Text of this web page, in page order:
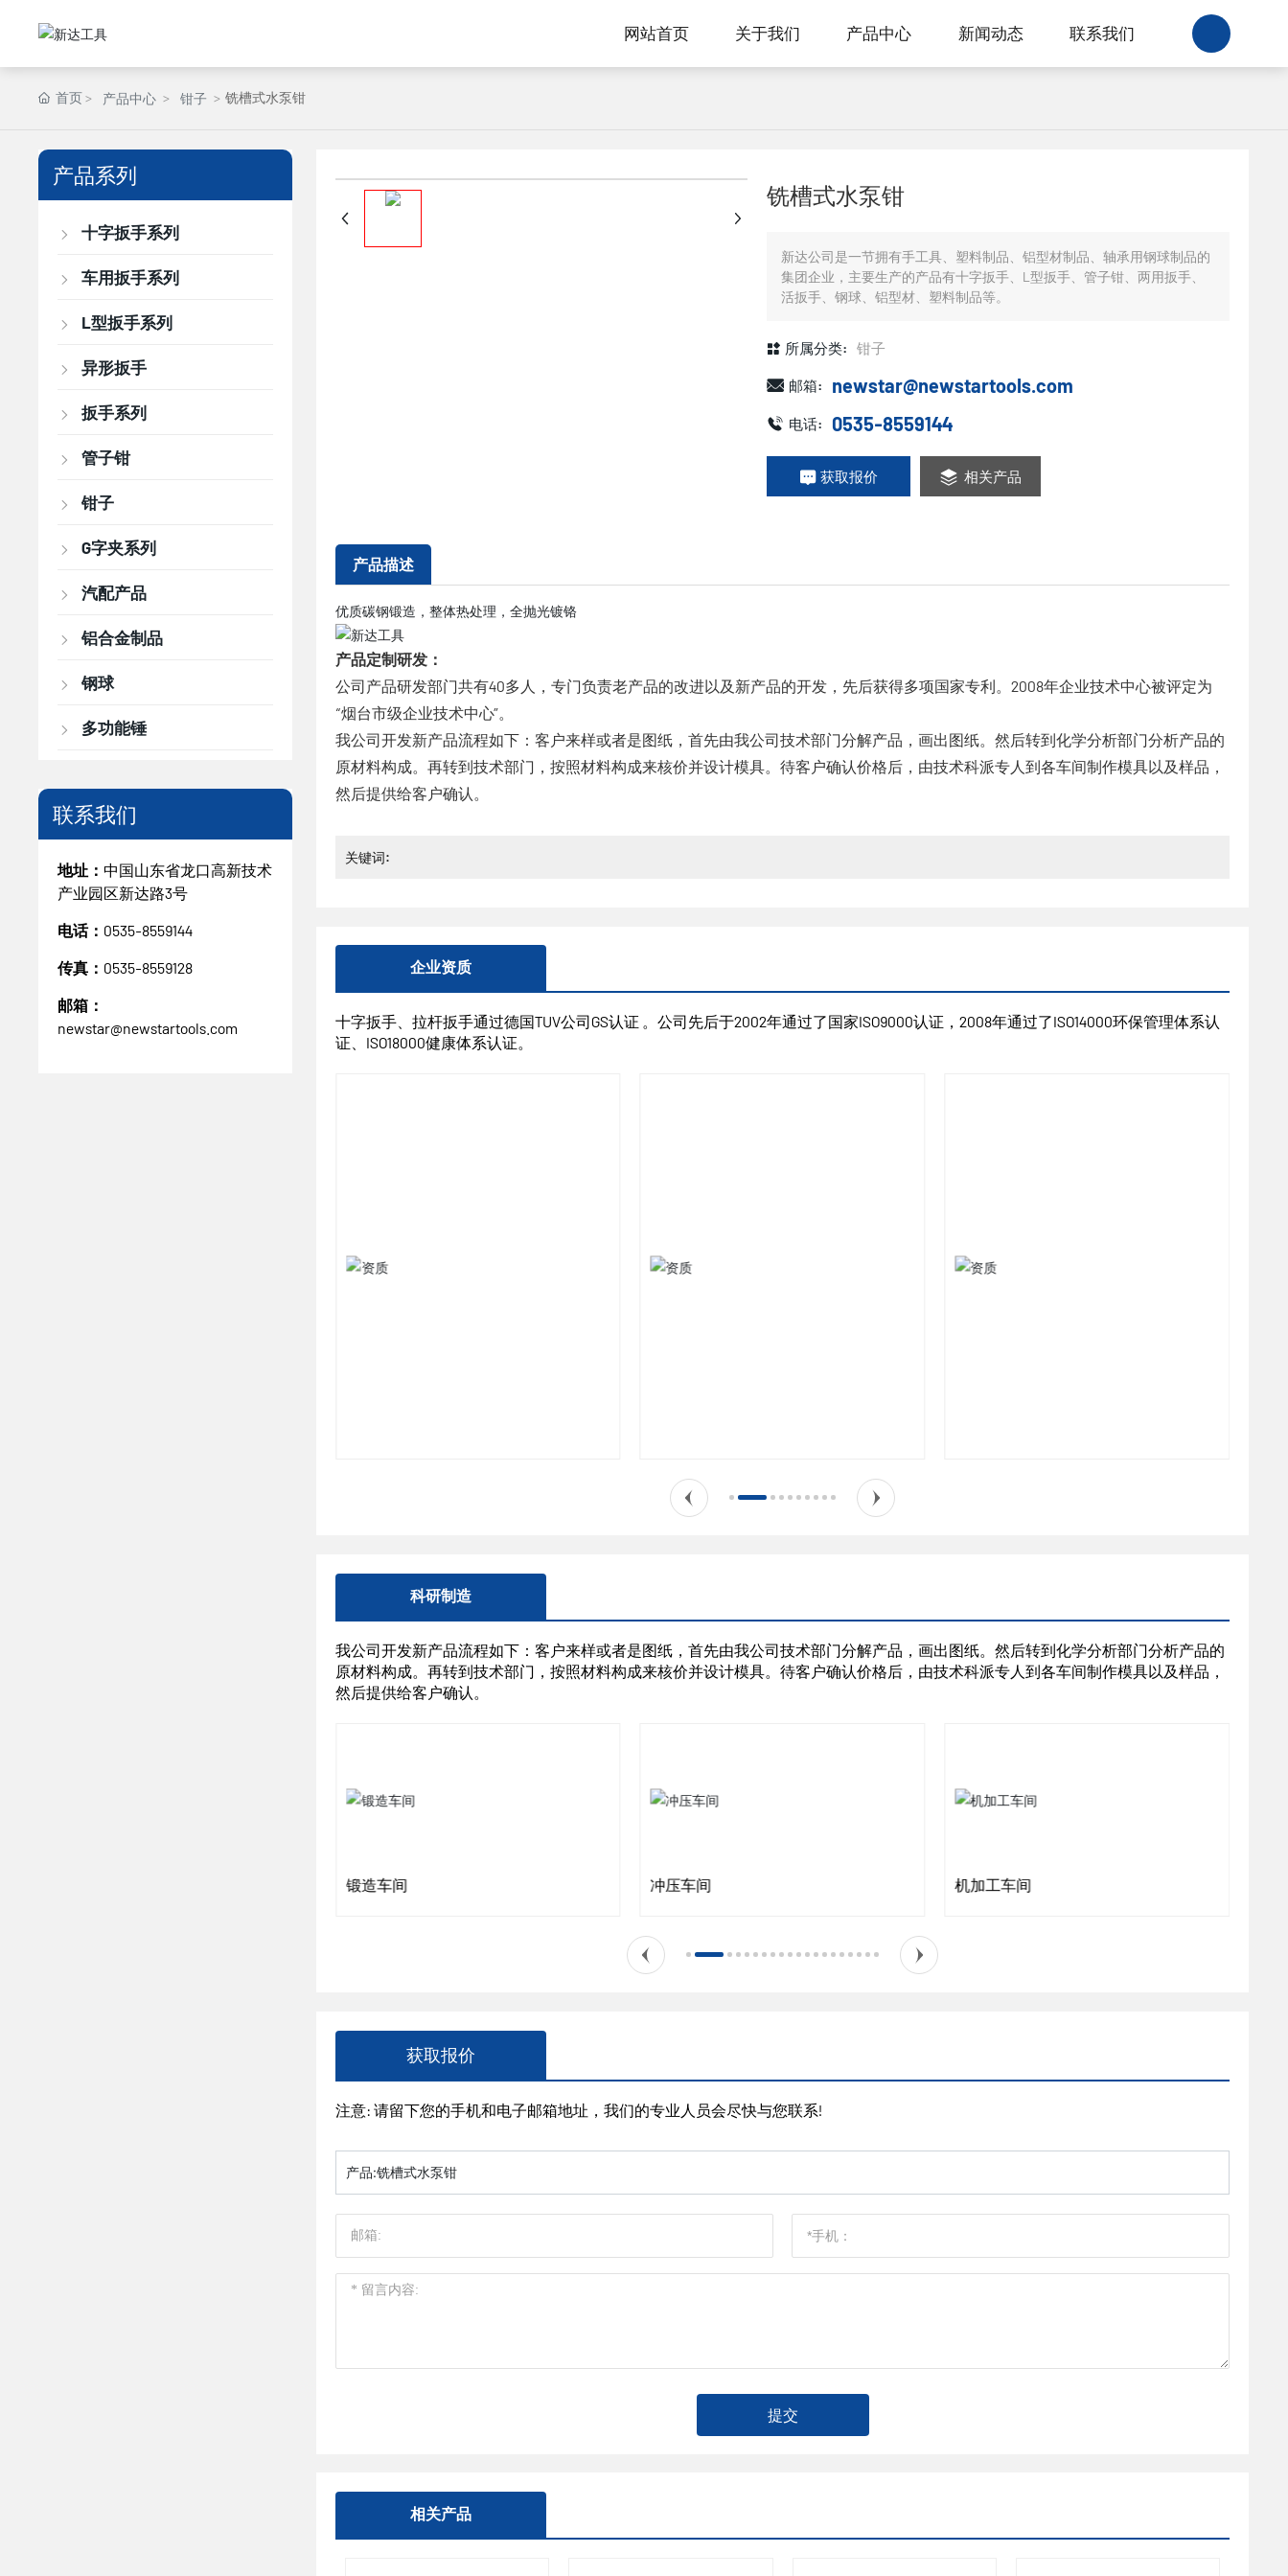
网站首页 关于我们 产品中心 新闻动态 联系我们
首页 产品中心 钳子 铣槽式水泵钳
产品系列
十字扳手系列
车用扳手系列
L型扳手系列
异形扳手
扳手系列
管子钳
钳子
G字夹系列
汽配产品
铝合金制品
钢球
多功能锤
联系我们
地址：中国山东省龙口高新技术
产业园区新达路3号
电话： 0535-8559144
传真： 0535-8559128
邮箱：
newstar@newstartools.com
铣槽式水泵钳
新达公司是一节拥有手工具、塑料制品、铝型材制品、轴承用钢球制品的
集团企业，主要生产的产品有十字扳手、L型扳手、管子钳、两用扳手、
活扳手、钢球、铝型材、塑料制品等。
所属分类: 钳子
邮箱: newstar@newstartools.com
电话: 0535-8559144
获取报价 相关产品
产品描述
优质碳钢锻造，整体热处理，全抛光镀铬
产品定制研发：
公司产品研发部门共有40多人，专门负责老产品的改进以及新产品的开发，先后获得多项国家专利。2008年企业技术中心被评定为
“烟台市级企业技术中心”。
我公司开发新产品流程如下：客户来样或者是图纸，首先由我公司技术部门分解产品，画出图纸。然后转到化学分析部门分析产品的
原材料构成。再转到技术部门，按照材料构成来核价并设计模具。待客户确认价格后，由技术科派专人到各车间制作模具以及样品，
然后提供给客户确认。
关键词:
企业资质
十字扳手、拉杆扳手通过德国TUV公司GS认证 。公司先后于2002年通过了国家ISO9000认证，2008年通过了ISO14000环保管理体系认
证、ISO18000健康体系认证。
科研制造
我公司开发新产品流程如下：客户来样或者是图纸，首先由我公司技术部门分解产品，画出图纸。然后转到化学分析部门分析产品的
原材料构成。再转到技术部门，按照材料构成来核价并设计模具。待客户确认价格后，由技术科派专人到各车间制作模具以及样品，
然后提供给客户确认。
锻造车间 冲压车间 机加工车间
获取报价
注意: 请留下您的手机和电子邮箱地址，我们的专业人员会尽快与您联系!
产品:铣槽式水泵钳
提交
相关产品